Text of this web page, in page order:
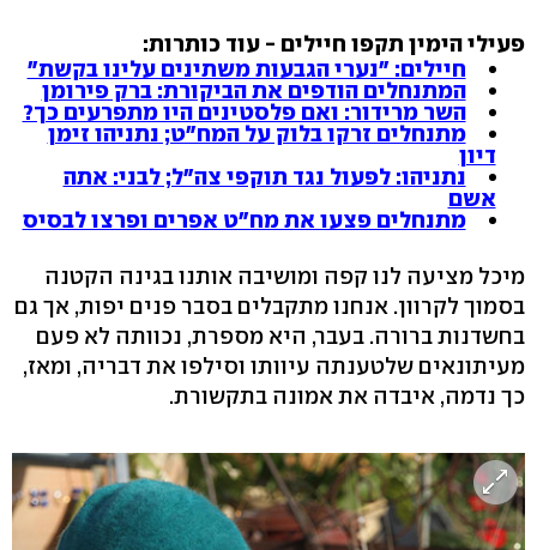
פעילי הימין תקפו חיילים - עוד כותרות:
חיילים: "נערי הגבעות משתינים עלינו בקשת"
המתנחלים הודפים את הביקורת: ברק פירומן
השר מרידור: ואם פלסטינים היו מתפרעים כך?
מתנחלים זרקו בלוק על המח"ט; נתניהו זימן
דיון
נתניהו: לפעול נגד תוקפי צה"ל; לבני: אתה
אשם
מתנחלים פצעו את מח"ט אפרים ופרצו לבסיס
מיכל מציעה לנו קפה ומושיבה אותנו בגינה הקטנה
בסמוך לקרוון. אנחנו מתקבלים בסבר פנים יפות, אך גם
בחשדנות ברורה. בעבר, היא מספרת, נכוותה לא פעם
מעיתונאים שלטענתה עיוותו וסילפו את דבריה, ומאז,
כך נדמה, איבדה את אמונה בתקשורת.